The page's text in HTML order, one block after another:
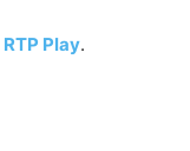
RTP Play.